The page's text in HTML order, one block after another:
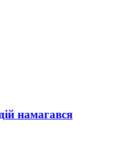
намагався